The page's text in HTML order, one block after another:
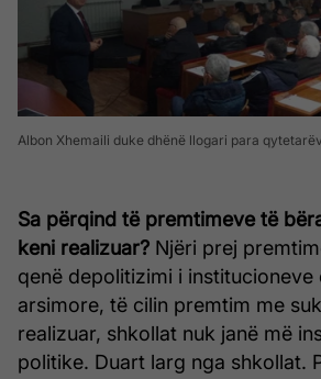
Albon Xhemaili duke dhënë llogari para
Sa përqind të premtimeve të
keni realizuar? Njëri prej
qenë depolitizimi i institucioneve
arsimore, të cilin premtim me
realizuar, shkollat nuk janë më
politike. Duart larg nga shkollat.